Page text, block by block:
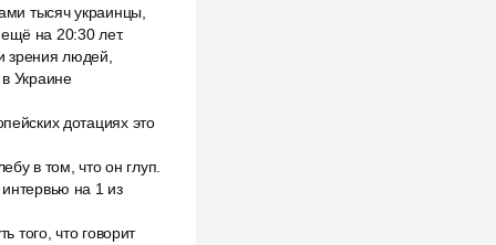
тысяч украинцы,
ещё на 20:30 лет.
зрения людей,
Украине
дотациях это
в том, что он глуп.
на 1 из
того, что говорит